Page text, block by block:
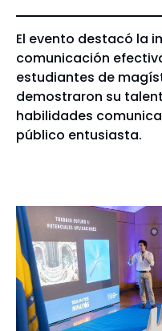
El evento destacó la
comunicación
estudiantes de
demostraron su
habilidades
público entusiasta.